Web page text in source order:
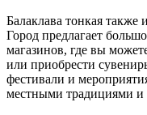
Балаклава тонкая также
Город предлагает
магазинов, где вы
или приобрести
фестивали и
местными традициями и